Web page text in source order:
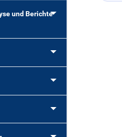
und Berichte